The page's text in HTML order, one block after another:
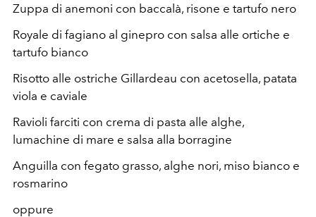
Zuppa di anemoni con baccalà, risone e tartufo nero
Royale di fagiano al ginepro con salsa alle ortiche e
tartufo bianco
Risotto alle ostriche Gillardeau con acetosella, patata
viola e caviale
Ravioli farciti con crema di pasta alle alghe,
lumachine di mare e salsa alla borragine
Anguilla con fegato grasso, alghe nori, miso bianco e
rosmarino
oppure